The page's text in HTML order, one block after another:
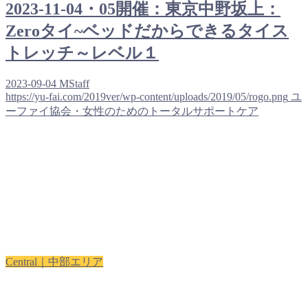
2023-11-04・05開催：東京中野坂上：
Zeroタイ~ベッドだからできるタイス
トレッチ～レベル１
2023-09-04 MStaff
https://yu-fai.com/2019ver/wp-content/uploads/2019/05/rogo.png ユ
ーファイ協会・女性のためのトータルサポートケア
Central｜中部エリア